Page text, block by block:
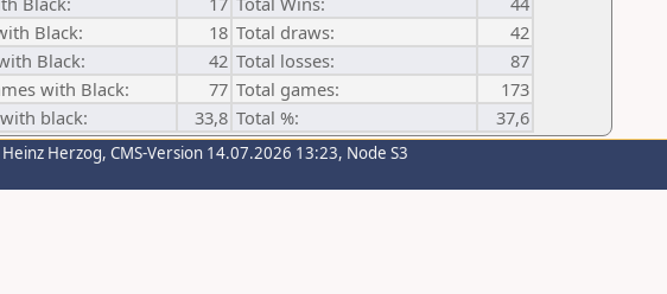
Black: 18 Total draws:
42
Black: 42 Total losses:
87
with Black: 77 Total games:
173
black: 33,8 Total %: 37,6
Herzog, CMS-Version 14.07.2026 13:23, Node S3